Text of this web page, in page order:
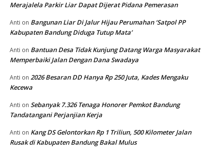
Merajalela Parkir Liar Dapat Dijerat Pidana Pemerasan
Anti on Bangunan Liar Di Jalur Hijau Perumahan ‘Satpol PP
Kabupaten Bandung Diduga Tutup Mata’
Anti on Bantuan Desa Tidak Kunjung Datang Warga Masyarakat
Memperbaiki Jalan Dengan Dana Swadaya
Anti on 2026 Besaran DD Hanya Rp 250 Juta, Kades Mengaku
Kecewa
Anti on Sebanyak 7.326 Tenaga Honorer Pemkot Bandung
Tandatangani Perjanjian Kerja
Anti on Kang DS Gelontorkan Rp 1 Triliun, 500 Kilometer Jalan
Rusak di Kabupaten Bandung Bakal Mulus